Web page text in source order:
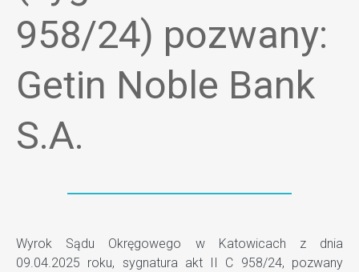
958/24) pozwany:
Getin Noble Bank
S.A.
Wyrok Sądu Okręgowego w Katowicach z dnia
09.04.2025 roku, sygnatura akt II C 958/24, pozwany